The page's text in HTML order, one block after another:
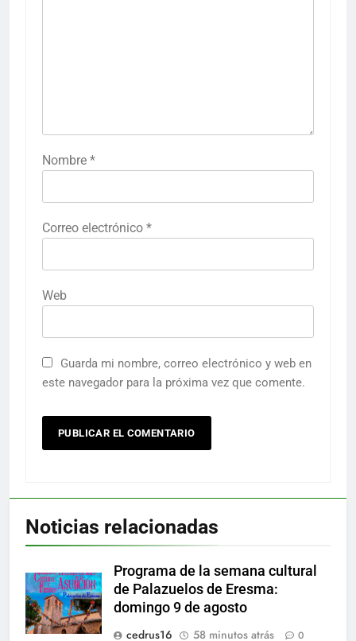
Nombre *
Correo electrónico *
Web
Guarda mi nombre, correo electrónico y web en
este navegador para la próxima vez que comente.
Noticias relacionadas
Programa de la semana cultural
de Palazuelos de Eresma:
domingo 9 de agosto
cedrus16
58 minutos atrás 0